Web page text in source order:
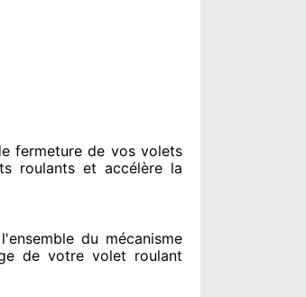
fermeture de vos volets
roulants et accélère la
du mécanisme
de votre volet roulant